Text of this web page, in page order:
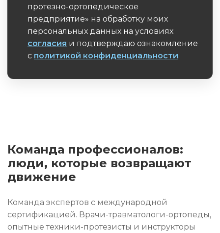
протезно-ортопедическое
предприятие» на обработку моих
персональных данных на условиях
согласия и подтверждаю ознакомление
с политикой конфиденциальности.
Команда профессионалов:
люди, которые возвращают
движение
Команда экспертов с международной
сертификацией. Врачи-травматологи-ортопеды,
опытные техники-протезисты и инструкторы